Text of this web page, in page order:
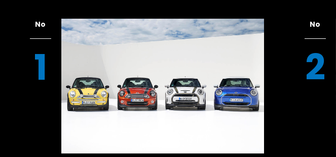
No
1
No
2